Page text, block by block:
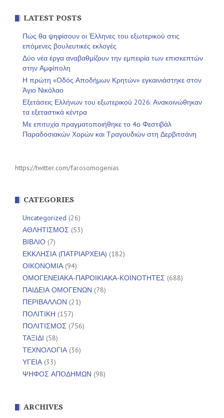
LATEST POSTS
Πώς θα ψηφίσουν οι Έλληνες του εξωτερικού στις
επόμενες βουλευτικές εκλογές
Δύο νέα έργα αναβαθμίζουν την εμπειρία των επισκεπτών
στην Αμφίπολη
Η πρώτη «Οδός Αποδήμων Κρητών» εγκαινιάστηκε στον
Άγιο Νικόλαο
Εξετάσεις Ελλήνων του εξωτερικού 2026: Ανακοινώθηκαν
τα εξεταστικά κέντρα
Με επιτυχία πραγματοποιήθηκε το 4ο Φεστιβάλ
Παραδοσιακών Χορών και Τραγουδιών στη Δερβιτσάνη
https://twitter.com/farosomogenias
CATEGORIES
Uncategorized (26)
ΑΘΛΗΤΙΣΜΟΣ (53)
ΒΙΒΛΙΟ (7)
ΕΚΚΛΗΣΙΑ (ΠΑΤΡΙΑΡΧΕΙΑ) (182)
ΟΙΚΟΝΟΜΙΑ(94)
ΟΜΟΓΕΝΕΙΑΚΑ-ΠΑΡΟΙΚΙΑΚΑ-ΚΟΙΝΟΤΗΤΕΣ (688)
ΠΑΙΔΕΙΑ ΟΜΟΓΕΝΩΝ (78)
ΠΕΡΙΒΑΛΛΟΝ (21)
ΠΟΛΙΤΙΚΗ (157)
ΠΟΛΙΤΙΣΜΟΣ (756)
ΤΑΞΙΔΙ (58)
ΤΕΧΝΟΛΟΓΙΑ(36)
ΥΓΕΙΑ(33)
ΨΗΦΟΣ ΑΠΟΔΗΜΩΝ (98)
ARCHIVES